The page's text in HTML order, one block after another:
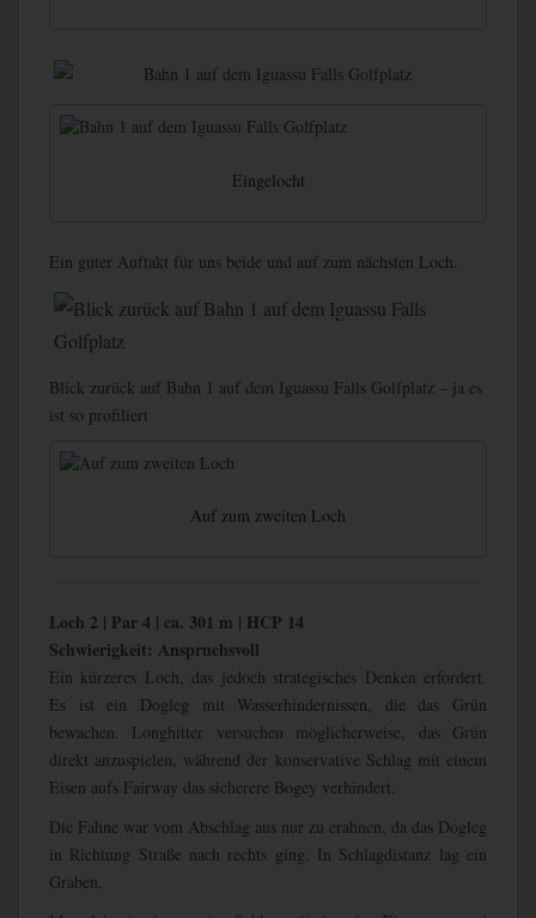
Eingelocht
Ein guter Auftakt für uns beide und auf zum nächsten Loch.
Blick zurück auf Bahn 1 auf dem Iguassu Falls Golfplatz – ja es
ist so profiliert
Auf zum zweiten Loch
Loch 2 | Par 4 | ca. 301 m | HCP 14
Schwierigkeit: Anspruchsvoll
Ein kürzeres Loch, das jedoch strategisches Denken erfordert.
Es ist ein Dogleg mit Wasserhindernissen, die das Grün
bewachen. Longhitter versuchen möglicherweise, das Grün
direkt anzuspielen, während der konservative Schlag mit einem
Eisen aufs Fairway das sicherere Bogey verhindert.
Die Fahne war vom Abschlag aus nur zu erahnen, da das Dogleg
in Richtung Straße nach rechts ging. In Schlagdistanz lag ein
Graben.